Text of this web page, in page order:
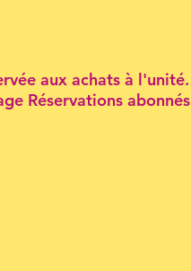
aux achats à
Réservations